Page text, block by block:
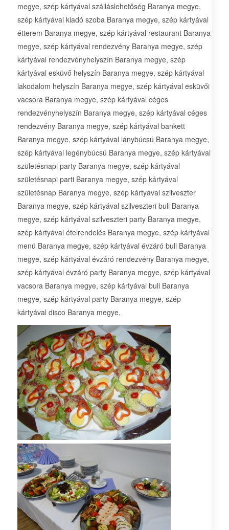
megye, szép kártyával szálláslehetőség Baranya megye,
szép kártyával kiadó szoba Baranya megye, szép kártyával
étterem Baranya megye, szép kártyával restaurant Baranya
megye, szép kártyával rendezvény Baranya megye, szép
kártyával rendezvényhelyszín Baranya megye, szép
kártyával esküvő helyszín Baranya megye, szép kártyával
lakodalom helyszín Baranya megye, szép kártyával esküvői
vacsora Baranya megye, szép kártyával céges
rendezvényhelyszín Baranya megye, szép kártyával céges
rendezvény Baranya megye, szép kártyával bankett
Baranya megye, szép kártyával lánybúcsú Baranya megye,
szép kártyával legénybúcsú Baranya megye, szép kártyával
születésnapi party Baranya megye, szép kártyával
születésnapi parti Baranya megye, szép kártyával
születésnap Baranya megye, szép kártyával szilveszter
Baranya megye, szép kártyával szilveszteri buli Baranya
megye, szép kártyával szilveszteri party Baranya megye,
szép kártyával ételrendelés Baranya megye, szép kártyával
menü Baranya megye, szép kártyával évzáró buli Baranya
megye, szép kártyával évzáró rendezvény Baranya megye,
szép kártyával évzáró party Baranya megye, szép kártyával
vacsora Baranya megye, szép kártyával buli Baranya
megye, szép kártyával party Baranya megye, szép
kártyával disco Baranya megye,